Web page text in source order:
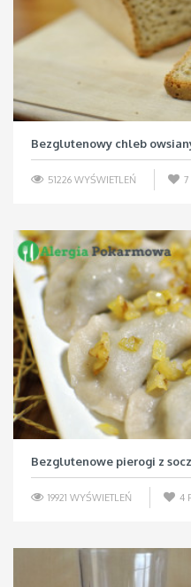
Bezglutenowy chleb
51226 WYŚWIETLEŃ 7
Bezglutenowe pierogi z
19921 WYŚWIETLEŃ 4